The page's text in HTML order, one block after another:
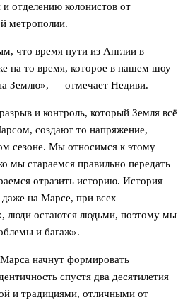
отделению колонистов от
метрополии.
что время пути из Англии в
на то время, которое в нашем шоу
Землю», — отмечает Недиви.
и контроль, который Земля всё
создают то напряжение,
сезоне. Мы относимся к этому
мы стараемся правильно передать
отразить историю. История
на Марсе, при всех
люди остаются людьми, поэтому мы
и багаж».
начнут формировать
спустя два десятилетия
и традициями, отличными от